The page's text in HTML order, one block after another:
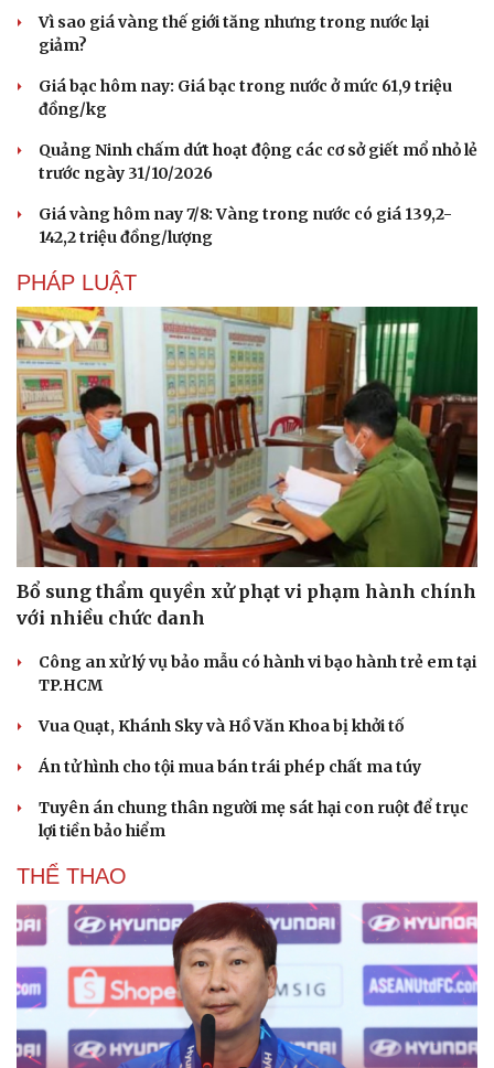
Vì sao giá vàng thế giới tăng nhưng trong nước lại
giảm?
Giá bạc hôm nay: Giá bạc trong nước ở mức 61,9 triệu
đồng/kg
Quảng Ninh chấm dứt hoạt động các cơ sở giết mổ nhỏ lẻ
trước ngày 31/10/2026
Giá vàng hôm nay 7/8: Vàng trong nước có giá 139,2-
142,2 triệu đồng/lượng
PHÁP LUẬT
Bổ sung thẩm quyền xử phạt vi phạm hành chính
với nhiều chức danh
Công an xử lý vụ bảo mẫu có hành vi bạo hành trẻ em tại
TP.HCM
Vua Quạt, Khánh Sky và Hồ Văn Khoa bị khởi tố
Án tử hình cho tội mua bán trái phép chất ma túy
Tuyên án chung thân người mẹ sát hại con ruột để trục
lợi tiền bảo hiểm
THỂ THAO